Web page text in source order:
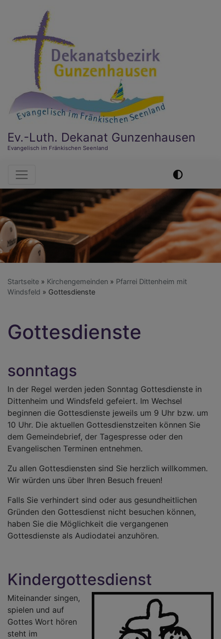
Ev.-Luth. Dekanat Gunzenhausen
Evangelisch im Fränkischen Seenland
Hauptnavigation
Startseite Kirchengemeinden
Pfarrei Dittenheim mit
Windsfeld
Gottesdienste
Gottesdienste
sonntags
In der Regel werden jeden Sonntag Gottesdienste in
Dittenheim und Windsfeld gefeiert. Im Wechsel
beginnen die Gottesdienste jeweils um 9 Uhr bzw. um
10 Uhr. Die aktuellen Gottesdienstzeiten können Sie
dem Gemeindebrief, der Tagespresse oder den
Evangelischen Terminen entnehmen.
Zu allen Gottesdiensten sind Sie herzlich willkommen.
Wir würden uns über Ihren Besuch freuen!
Falls Sie verhindert sind oder aus gesundheitlichen
Gründen den Gottesdienst nicht besuchen können,
haben Sie die Möglichkeit die vergangenen
Gottesdienste als Audiodatei anzuhören.
Kindergottesdienst
Miteinander singen,
spielen und auf
Gottes Wort hören
steht im